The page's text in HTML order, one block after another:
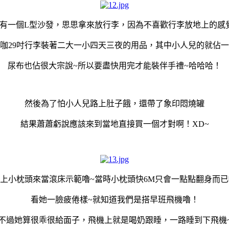
一個L型沙發，思思拿來放行李，因為不喜歡行李放地上的感
29吋行李裝著二大一小四天三夜的用品，其中小人兒的就佔一
尿布也佔很大宗說~所以要盡快用完才能裝伴手禮~哈哈哈！
然後為了怕小人兒路上肚子餓，還帶了象印悶燒罐
結果蕭蕭虧說應該來到當地直接買一個才對啊！XD~
小枕頭來當滾床示範嚕~當時小枕頭快6M只會一點點翻身而
看她一臉疲倦樣~就知道我們是搭早班飛機嚕！
過她算很乖很給面子，飛機上就是喝奶跟睡，一路睡到下飛機